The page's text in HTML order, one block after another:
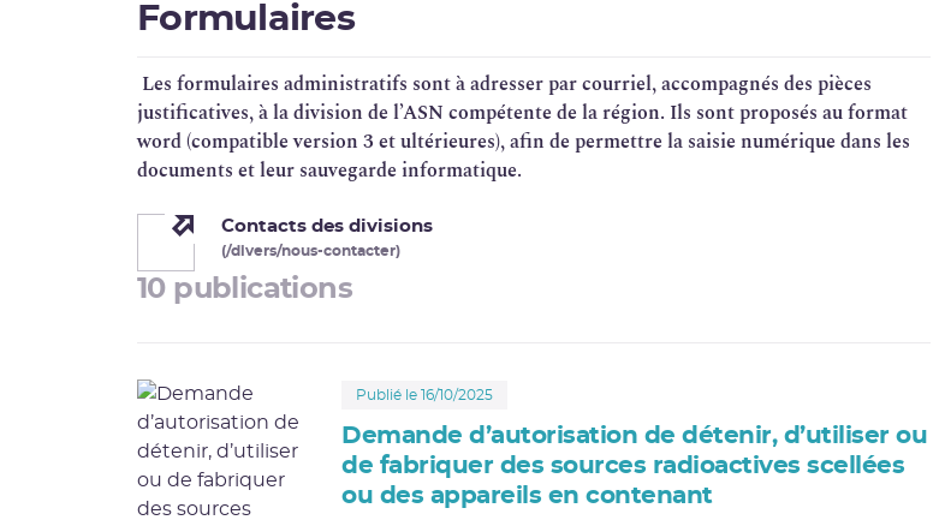
Formulaires
Les formulaires administratifs sont à adresser par courriel, accompagnés des pièces
justificatives, à la division de l’ASN compétente de la région. Ils sont proposés au format
word (compatible version 3 et ultérieures), afin de permettre la saisie numérique dans les
documents et leur sauvegarde informatique.
Contacts des divisions
(/divers/nous-contacter)
10 publications
Publié le 16/10/2025
Demande d’autorisation de détenir, d’utiliser ou
de fabriquer des sources radioactives scellées
ou des appareils en contenant